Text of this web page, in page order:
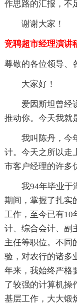
作思路的汇报，不
谢谢大家！
竞聘超市经理演讲
尊敬的各位领导、
大家好！
爱因斯坦曾经说
推动你。今天我就
我叫陈丹，今年
计。今天之所以走
市客户经理的许多
我94年毕业于湖
期间，掌握了扎实
工作，至今已有10
计、综合会计、副
主任等职位。不同
验，对农行的诸多
年来，我始终严格
了较强的计算机操
基层工作，大大锻